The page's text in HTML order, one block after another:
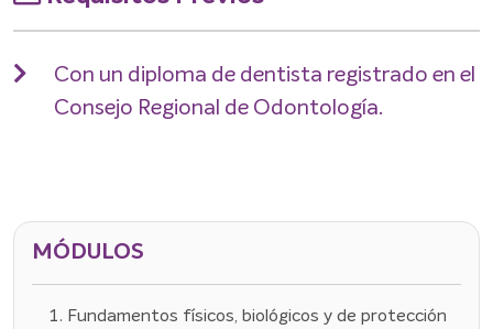
Con un diploma de dentista registrado en el
Consejo Regional de Odontología.
MÓDULOS
Fundamentos físicos, biológicos y de protección